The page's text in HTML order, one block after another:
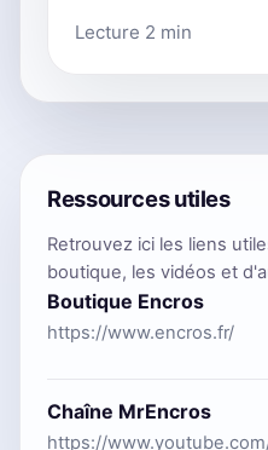
Lecture 2 min
Ressources utiles
Retrouvez ici les liens
boutique, les vidéos et
Boutique Encros
https://www.encros.fr/
Chaîne MrEncros
https://